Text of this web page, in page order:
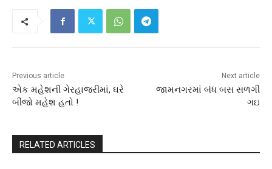
Previous article
એક મહેશની ગેરહાજરીમાં, ઘરે
બીજો મહેશ હતો !
Next article
જામનગરમાં બંધ બસ સળગી
ગઇ
RELATED ARTICLES